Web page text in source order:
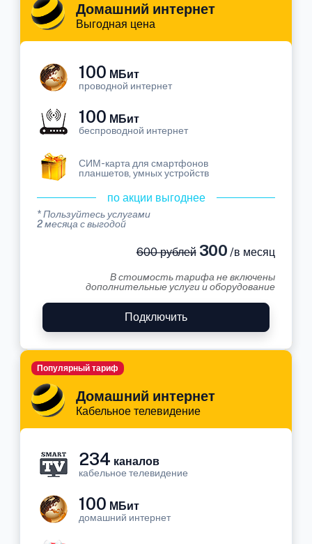
Домашний интернет
Выгодная цена
100 МБит
проводной интернет
100 МБит
беспроводной интернет
СИМ-карта для смартфонов
планшетов, умных устройств
по акции выгоднее
* Пользуйтесь услугами
2 месяца с выгодой
600 рублей300 /в месяц
В стоимость тарифа не включены
дополнительные услуги и оборудование
Подключить
Домашний интернет
Кабельное телевидение
Популярный тариф
234 каналов
кабельное телевидение
100 МБит
домашний интернет